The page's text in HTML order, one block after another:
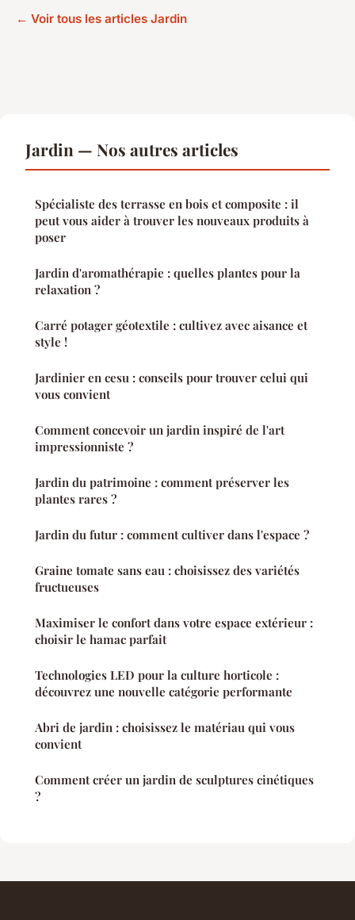
← Voir tous les articles Jardin
Jardin — Nos autres articles
Spécialiste des terrasse en bois et composite : il
peut vous aider à trouver les nouveaux produits à
poser
Jardin d'aromathérapie : quelles plantes pour la
relaxation ?
Carré potager géotextile : cultivez avec aisance et
style !
Jardinier en cesu : conseils pour trouver celui qui
vous convient
Comment concevoir un jardin inspiré de l'art
impressionniste ?
Jardin du patrimoine : comment préserver les
plantes rares ?
Jardin du futur : comment cultiver dans l'espace ?
Graine tomate sans eau : choisissez des variétés
fructueuses
Maximiser le confort dans votre espace extérieur :
choisir le hamac parfait
Technologies LED pour la culture horticole :
découvrez une nouvelle catégorie performante
Abri de jardin : choisissez le matériau qui vous
convient
Comment créer un jardin de sculptures cinétiques
?